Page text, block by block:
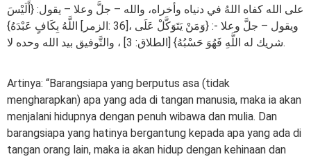
على الله كفاه اللهُ في دنياه وأخراه، والله – جلَّ وعلا – يقول: {أَلَيْسَ
اللَّهُ بِكَافٍ عَبْدَهُ} [الزمر: ‎‎36]، ويقول – جلَّ وعلا -: {وَمَنْ يَتَوَكَّلْ عَلَى
اللَّهِ فَهُوَ حَسْبُهُ} [الطلاق: 3] ، والتَّوفيق بيد الله وحده لا ‎شريك له.‎
Artinya: “Barangsiapa yang berputus asa (tidak
mengharapkan) apa yang ada di tangan manusia, maka ia akan
menjalani hidupnya dengan penuh wibawa dan mulia. Dan
barangsiapa yang hatinya bergantung kepada apa yang ada di
tangan orang lain, maka ia akan hidup dengan kehinaan dan